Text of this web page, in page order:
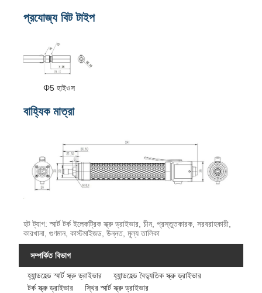
প্রযোজ্য বিট টাইপ
Φ5 হাইওস
বাহ্যিক মাত্রা
হট ট্যাগ: স্মার্ট টর্ক ইলেকট্রিক স্ক্রু ড্রাইভার, চীন, প্রস্তুতকারক, সরবরাহকারী,
কারখানা, গুণমান, কাস্টমাইজড, উন্নত, মূল্য তালিকা
সম্পর্কিত বিভাগ
হ্যান্ডহেল্ড স্মার্ট স্ক্রু ড্রাইভার
হ্যান্ডহেল্ড বৈদ্যুতিক স্ক্রু ড্রাইভার
টর্ক স্ক্রু ড্রাইভার
স্থির স্মার্ট স্ক্রু ড্রাইভার